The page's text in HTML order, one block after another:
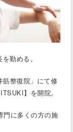
勤める。
筋整復院」にて修
】 を開院。
門に多くの方の施